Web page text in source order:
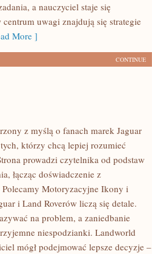
a nauczyciel staje się
uwagi znajdują się strategie
More ]
CONTINUE
z myślą o fanach marek Jaguar
którzy chcą lepiej rozumieć
prowadzi czytelnika od podstaw
łącząc doświadczenie z
Motoryzacyjne Ikony i
i Land Roverów liczą się detale.
na problem, a zaniedbanie
niespodzianki. Landworld
mógł podejmować lepsze decyzje –